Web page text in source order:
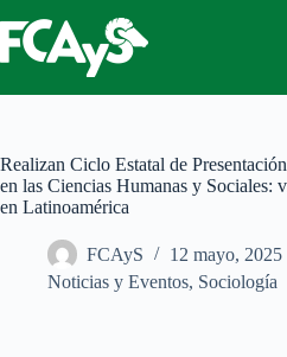
al
contenido
Realizan Ciclo Estatal de
en las Ciencias Humanas y Sociales:
en Latinoamérica
FCAyS
12 mayo, 2025
Noticias y Eventos, Sociología